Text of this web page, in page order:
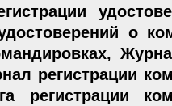
о
регистрации
регистрации